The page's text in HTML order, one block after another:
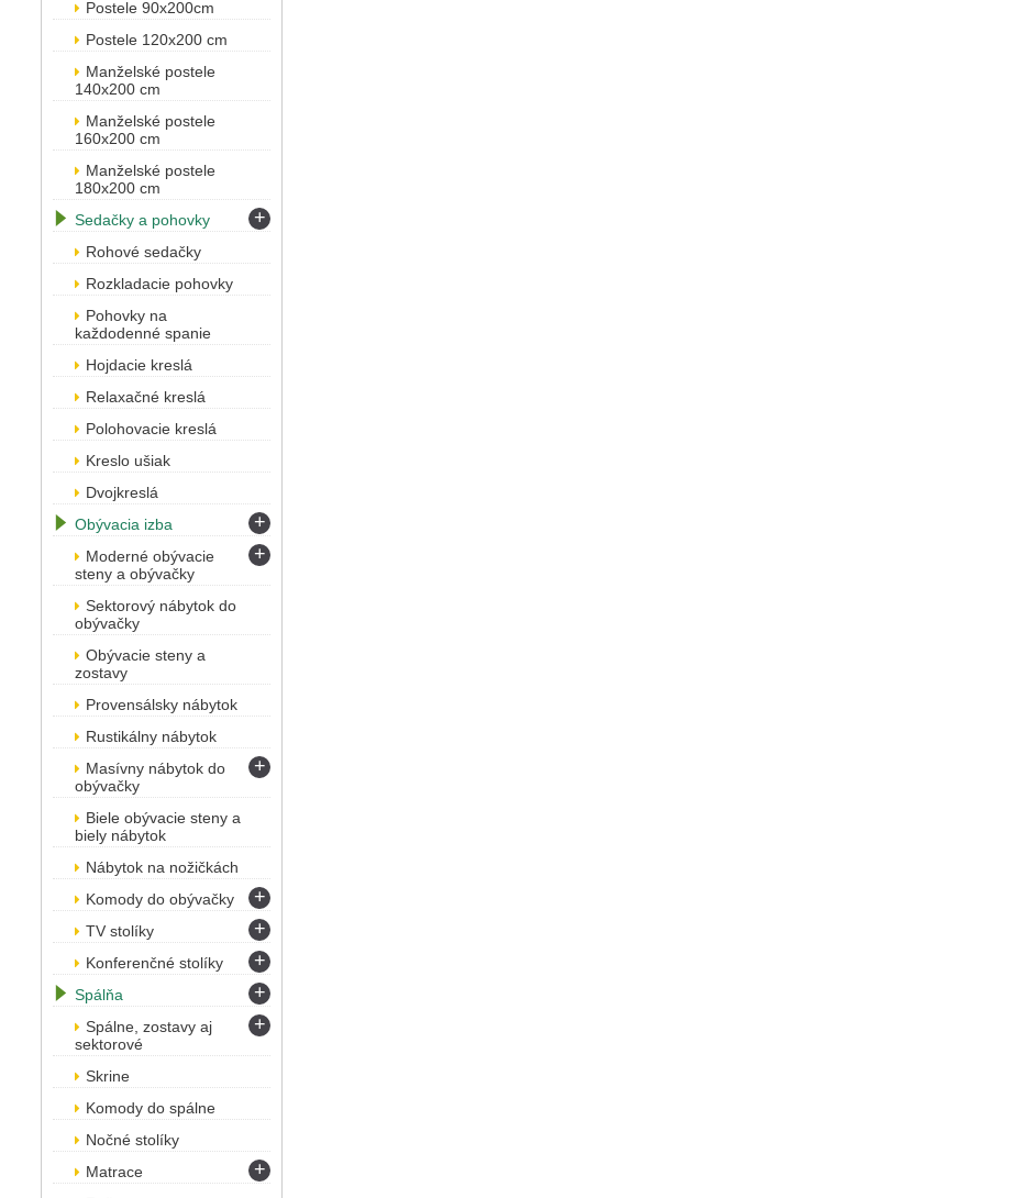
Postele 90x200cm
Postele 120x200 cm
Manželské postele
140x200 cm
Manželské postele
160x200 cm
Manželské postele
180x200 cm
Sedačky a pohovky
+
Rohové sedačky
Rozkladacie pohovky
Pohovky na
každodenné spanie
Hojdacie kreslá
Relaxačné kreslá
Polohovacie kreslá
Kreslo ušiak
Dvojkreslá
Obývacia izba
+
Moderné obývacie
steny a obývačky
+
Sektorový nábytok do
obývačky
Obývacie steny a
zostavy
Provensálsky nábytok
Rustikálny nábytok
Masívny nábytok do
obývačky
+
Biele obývacie steny a
biely nábytok
Nábytok na nožičkách
Komody do obývačky
+
TV stolíky +
Konferenčné stolíky +
Spálňa +
Spálne, zostavy aj
sektorové
+
Skrine
Komody do spálne
Nočné stolíky
Matrace
+